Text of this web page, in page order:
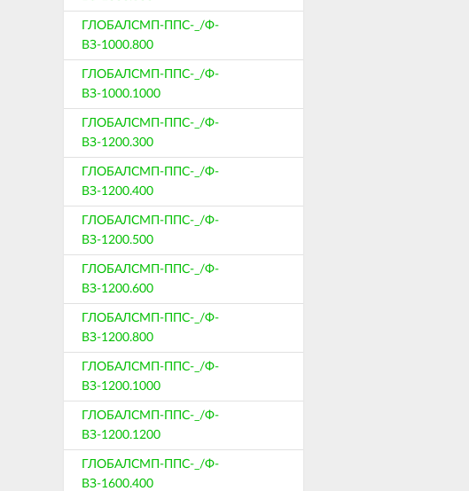
ГЛОБАЛСМП-ППС-_/Ф-
ВЗ-1000.800
ГЛОБАЛСМП-ППС-_/Ф-
ВЗ-1000.1000
ГЛОБАЛСМП-ППС-_/Ф-
ВЗ-1200.300
ГЛОБАЛСМП-ППС-_/Ф-
ВЗ-1200.400
ГЛОБАЛСМП-ППС-_/Ф-
ВЗ-1200.500
ГЛОБАЛСМП-ППС-_/Ф-
ВЗ-1200.600
ГЛОБАЛСМП-ППС-_/Ф-
ВЗ-1200.800
ГЛОБАЛСМП-ППС-_/Ф-
ВЗ-1200.1000
ГЛОБАЛСМП-ППС-_/Ф-
ВЗ-1200.1200
ГЛОБАЛСМП-ППС-_/Ф-
ВЗ-1600.400